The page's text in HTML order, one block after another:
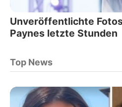
Unveröffentlichte
Paynes letzte Stunden
Top News